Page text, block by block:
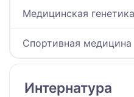
Медицинская генетика
Спортивная медицина
Интернатура